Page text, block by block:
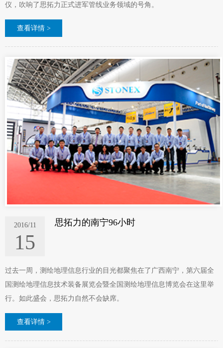
仪，吹响了思拓力正式进军管线业务领域的号角。
查看详情 >
2016/11
15
思拓力的南宁96小时
过去一周，测绘地理信息行业的目光都聚焦在了广西南宁，第六届全
国测绘地理信息技术装备展览会暨全国测绘地理信息博览会在这里举
行。如此盛会，思拓力自然不会缺席。
查看详情 >